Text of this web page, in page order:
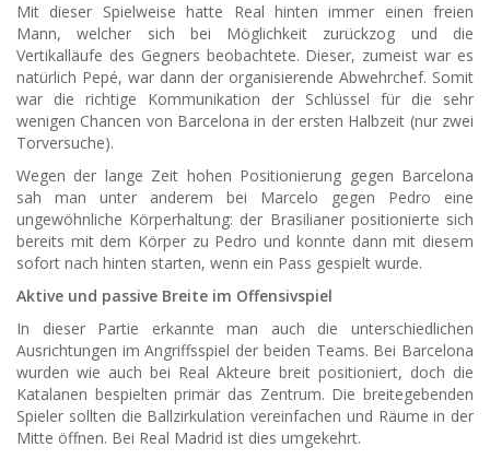
Mit dieser Spielweise hatte Real hinten immer einen freien
Mann, welcher sich bei Möglichkeit zurückzog und die
Vertikalläufe des Gegners beobachtete. Dieser, zumeist war es
natürlich Pepé, war dann der organisierende Abwehrchef. Somit
war die richtige Kommunikation der Schlüssel für die sehr
wenigen Chancen von Barcelona in der ersten Halbzeit (nur zwei
Torversuche).
Wegen der lange Zeit hohen Positionierung gegen Barcelona
sah man unter anderem bei Marcelo gegen Pedro eine
ungewöhnliche Körperhaltung: der Brasilianer positionierte sich
bereits mit dem Körper zu Pedro und konnte dann mit diesem
sofort nach hinten starten, wenn ein Pass gespielt wurde.
Aktive und passive Breite im Offensivspiel
In dieser Partie erkannte man auch die unterschiedlichen
Ausrichtungen im Angriffsspiel der beiden Teams. Bei Barcelona
wurden wie auch bei Real Akteure breit positioniert, doch die
Katalanen bespielten primär das Zentrum. Die breitegebenden
Spieler sollten die Ballzirkulation vereinfachen und Räume in der
Mitte öffnen. Bei Real Madrid ist dies umgekehrt.